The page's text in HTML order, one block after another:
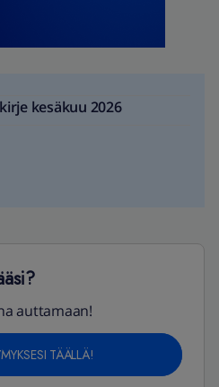
kesäkuu 2026
auttamaan!
TÄÄLLÄ!